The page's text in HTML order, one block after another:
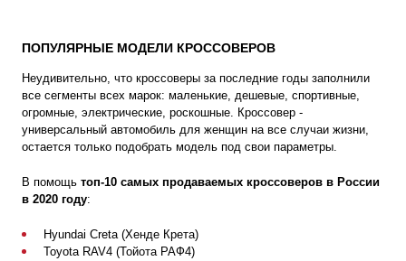
ПОПУЛЯРНЫЕ МОДЕЛИ КРОССОВЕРОВ
Неудивительно, что кроссоверы за последние годы заполнили
все сегменты всех марок: маленькие, дешевые, спортивные,
огромные, электрические, роскошные. Кроссовер -
универсальный автомобиль для женщин на все случаи жизни,
остается только подобрать модель под свои параметры.
В помощь топ-10 самых продаваемых кроссоверов в России
в 2020 году:
Hyundai Creta (Хенде Крета)
Toyota RAV4 (Тойота РАФ4)